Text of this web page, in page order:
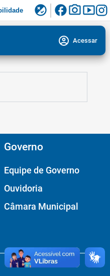
flaky facebookphoto_camerasmart_display
account_circle Acessar
Governo
Equipe de Governo
Ouvidoria
Câmara Municipal